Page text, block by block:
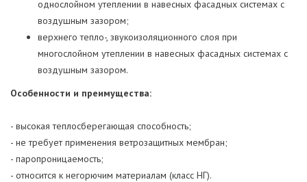
однослойном утеплении в навесных фасадных системах с
воздушным зазором;
верхнего тепло-, звукоизоляционного слоя при
многослойном утеплении в навесных фасадных системах с
воздушным зазором.
Особенности и преимущества:
- высокая теплосберегающая способность;
- не требует применения ветрозащитных мембран;
- паропроницаемость;
- относится к негорючим материалам (класс НГ).